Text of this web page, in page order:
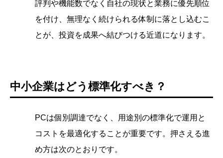
評判や機能数でなく自社の現状と業務に優先順位
を付け、無理なく続けられる体制に落とし込むこ
とが、投資を成果へ結びつける近道になります。
中小企業はどう標準化すべき？
PCは個別調達でなく、用途別の標準化で運用と
コストを最適化することが重要です。押さえる進
め方は次のとおりです。